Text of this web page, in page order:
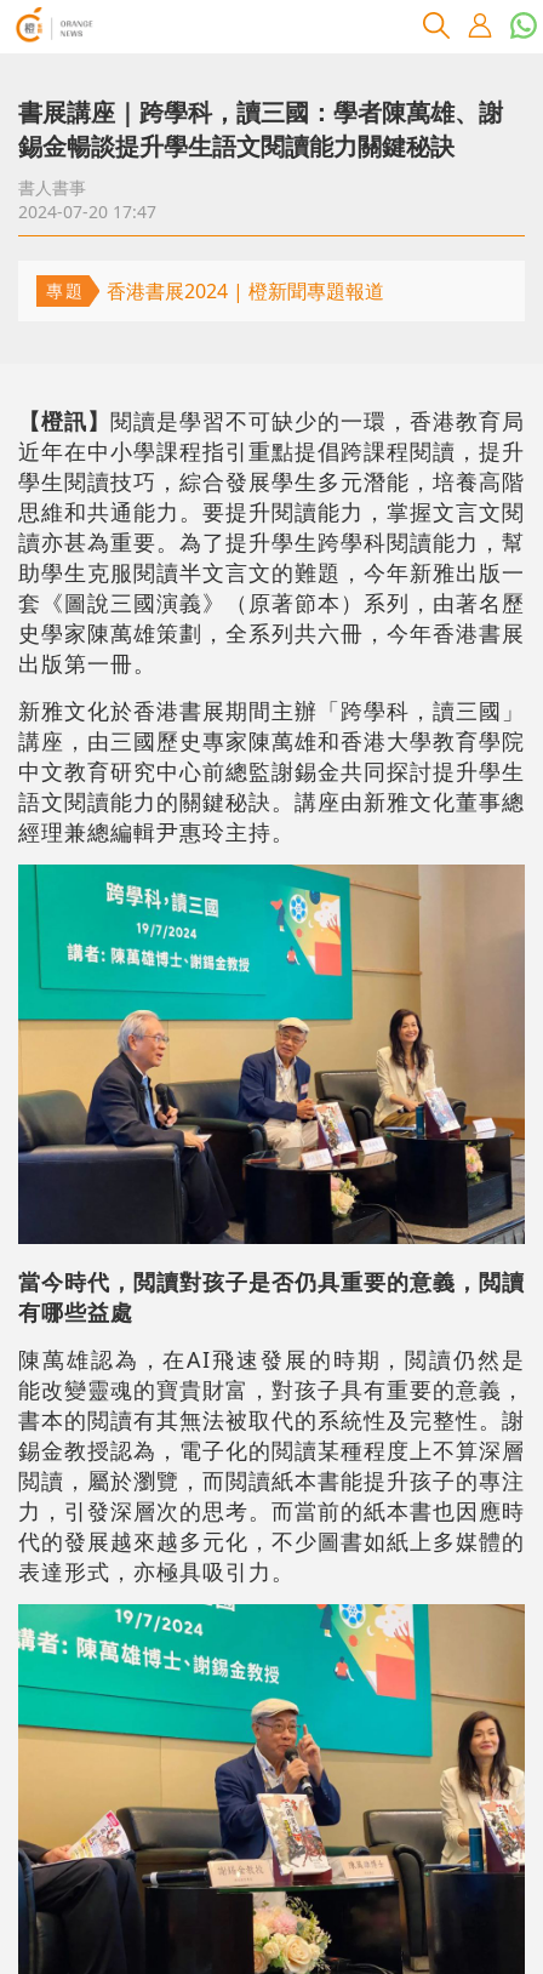
書展講座｜跨學科，讀三國：學者陳萬雄、謝
錫金暢談提升學生語文閱讀能力關鍵秘訣
書人書事
2024-07-20 17:47
專題 香港書展2024 | 橙新聞專題報道
【橙訊】 閱讀是學習不可缺少的一環，香港教育局
近年在中小學課程指引重點提倡跨課程閱讀，提升
學生閱讀技巧，綜合發展學生多元潛能，培養高階
思維和共通能力。要提升閱讀能力，掌握文言文閱
讀亦甚為重要。為了提升學生跨學科閱讀能力，幫
助學生克服閱讀半文言文的難題，今年新雅出版一
套《圖說三國演義》（原著節本）系列，由著名歷
史學家陳萬雄策劃，全系列共六冊，今年香港書展
出版第一冊。
新雅文化於香港書展期間主辦「跨學科，讀三國」
講座，由三國歷史專家陳萬雄和香港大學教育學院
中文教育研究中心前總監謝錫金共同探討提升學生
語文閱讀能力的關鍵秘訣。講座由新雅文化董事總
經理兼總編輯尹惠玲主持。
當今時代，閲讀對孩子是否仍具重要的意義，閲讀
有哪些益處
陳萬雄認為，在AI飛速發展的時期，閲讀仍然是
能改變靈魂的寶貴財富，對孩子具有重要的意義，
書本的閲讀有其無法被取代的系統性及完整性。謝
錫金教授認為，電子化的閲讀某種程度上不算深層
閲讀，屬於瀏覽，而閲讀紙本書能提升孩子的專注
力，引發深層次的思考。而當前的紙本書也因應時
代的發展越來越多元化，不少圖書如紙上多媒體的
表達形式，亦極具吸引力。